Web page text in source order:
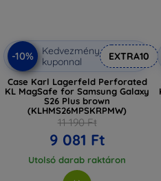
-10%
Kedvezmény
kuponnal
EXTRA10
Case Karl Lagerfeld Perforated
KL MagSafe for Samsung Galaxy
S26 Plus brown
(KLHMS26MPSKRPMW)
11 190 Ft
9 081 Ft
Utolsó darab raktáron
KL